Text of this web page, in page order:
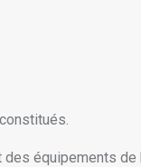
équipements